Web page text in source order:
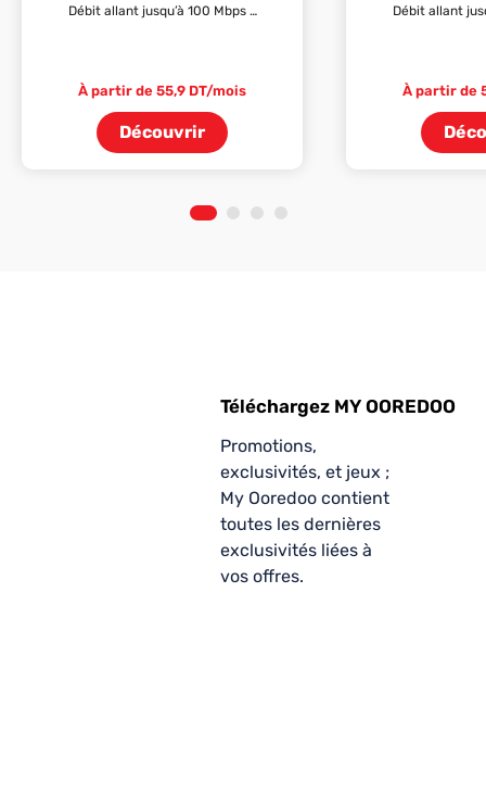
Débit allant jusqu’à 100 Mbps …
À partir de 55,9 DT/mois
Découvrir
Débit allant
À partir de
2 3 4
Téléchargez MY OOREDOO
Promotions,
exclusivités, et jeux ;
My Ooredoo contient
toutes les dernières
exclusivités liées à
vos offres.